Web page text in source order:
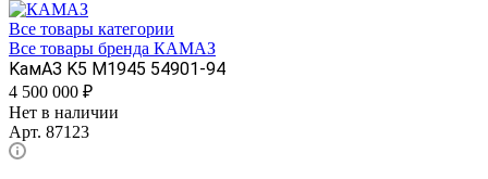
Все товары категории
Все товары бренда КАМАЗ
KамАЗ K5 М1945 54901-94
4 500 000 ₽
Нет в наличии
Арт. 87123